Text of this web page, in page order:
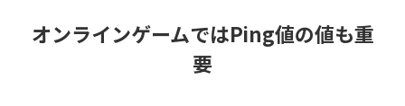
オンラインゲームではPing値の値も重
要